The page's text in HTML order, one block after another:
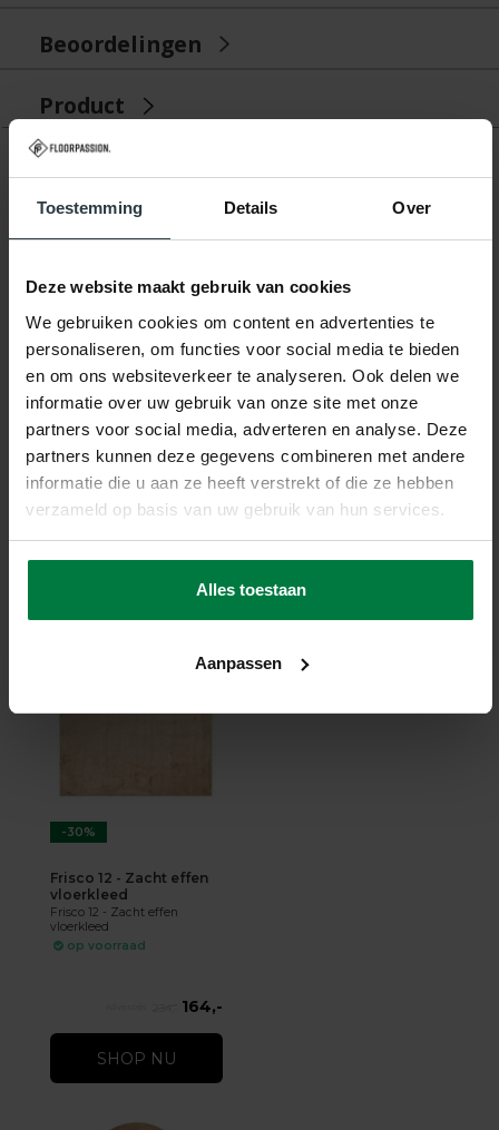
Toestemming Details Over
Deze website maakt gebruik van cookies
We gebruiken cookies om content en advertenties te
personaliseren, om functies voor social media te bieden
en om ons websiteverkeer te analyseren. Ook delen we
informatie over uw gebruik van onze site met onze
partners voor social media, adverteren en analyse. Deze
partners kunnen deze gegevens combineren met andere
informatie die u aan ze heeft verstrekt of die ze hebben
verzameld op basis van uw gebruik van hun services.
Alles toestaan
Aanpassen
Beoordelingen
Product
Gerelateerde producten
-30%
Frisco 25 - Rond effen
vloerkleed
Frisco 25 - Rond effen
op voorraad
-30%
Frisco 12 - Zacht effen
vloerkleed
Frisco 12 - Zacht effen
vloerkleed
op voorraad
164,-
SHOP NU